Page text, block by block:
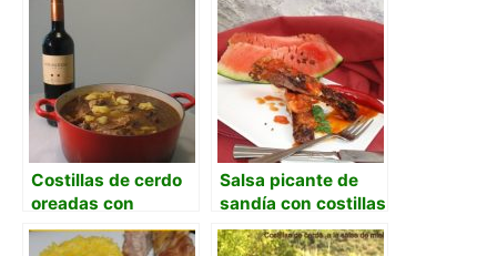
Costillas de cerdo
oreadas con
patatas
Salsa picante de
sandía con costillas
de cerdo.